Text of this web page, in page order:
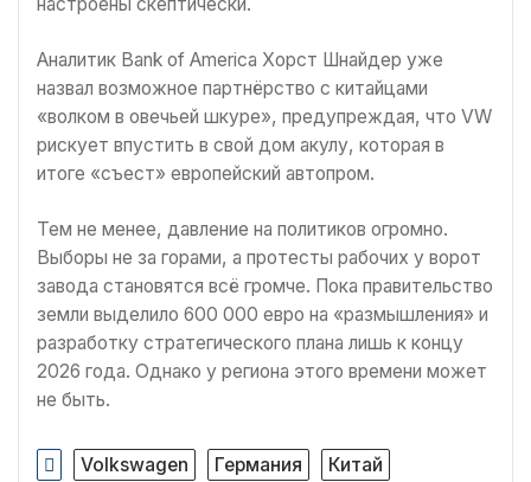
Аналитик Bank of America Хорст Шнайдер уже
назвал возможное партнёрство с китайцами
«волком в овечьей шкуре», предупреждая, что VW
рискует впустить в свой дом акулу, которая в
итоге «съест» европейский автопром.
Тем не менее, давление на политиков огромно.
Выборы не за горами, а протесты рабочих у ворот
завода становятся всё громче. Пока правительство
земли выделило 600 000 евро на «размышления» и
разработку стратегического плана лишь к концу
2026 года. Однако у региона этого времени может
не быть.
Volkswagen Германия
Китай